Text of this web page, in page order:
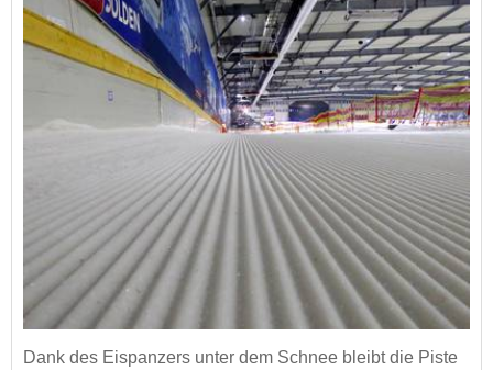
Dank des Eispanzers unter dem Schnee bleibt die Piste